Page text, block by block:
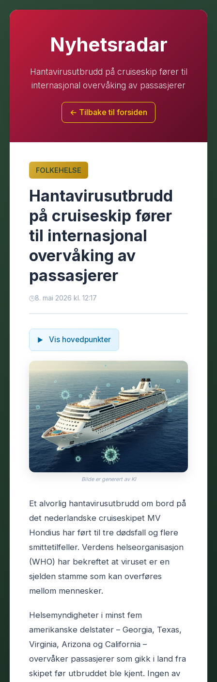
Nyhetsradar
Hantavirusutbrudd på cruiseskip fører til
internasjonal overvåking av passasjerer
← Tilbake til forsiden
FOLKEHELSE
Hantavirusutbrudd
på cruiseskip fører
til internasjonal
overvåking av
passasjerer
8. mai 2026 kl. 12:17
Vis hovedpunkter
Bilde er generert av KI
Et alvorlig hantavirusutbrudd om bord på
det nederlandske cruiseskipet MV
Hondius har ført til tre dødsfall og flere
smittetilfeller. Verdens helseorganisasjon
(WHO) har bekreftet at viruset er en
sjelden stamme som kan overføres
mellom mennesker.
Helsemyndigheter i minst fem
amerikanske delstater – Georgia, Texas,
Virginia, Arizona og California –
overvåker passasjerer som gikk i land fra
skipet før utbruddet ble kjent. Ingen av